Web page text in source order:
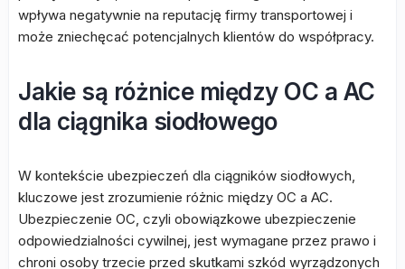
wpływa negatywnie na reputację firmy transportowej i
może zniechęcać potencjalnych klientów do współpracy.
Jakie są różnice między OC a AC
dla ciągnika siodłowego
W kontekście ubezpieczeń dla ciągników siodłowych,
kluczowe jest zrozumienie różnic między OC a AC.
Ubezpieczenie OC, czyli obowiązkowe ubezpieczenie
odpowiedzialności cywilnej, jest wymagane przez prawo i
chroni osoby trzecie przed skutkami szkód wyrządzonych